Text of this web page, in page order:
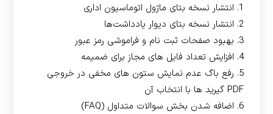
1. انتشار نسخه بتای ماژول اتوماسیون اداری
2. انتشار نسخه بتای دیوار یادداشت‌ها
3. بهبود صفحات ثبت نام و فراموشی رمز عبور
4. افزایش تعداد فایل های مجاز برای ضمیمه
5. رفع باگ عدم نمایش ستون های مخفی در خروجی
PDF گیرید ها با انتخاب آن
6. اضافه شدن بخش سوالات متداول (FAQ)